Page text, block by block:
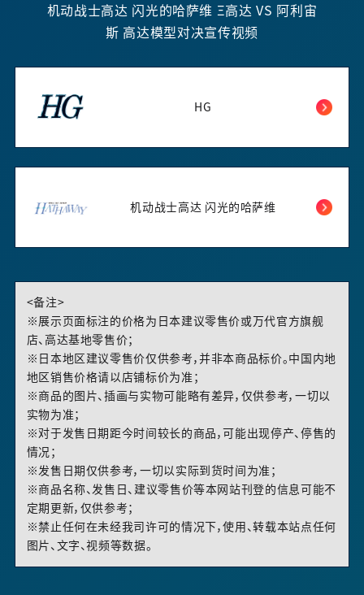
机动战士高达 闪光的哈萨维 Ξ高达 VS 阿利宙
斯 高达模型对决宣传视频
HG
机动战士高达 闪光的哈萨维
<备注>
※展示页面标注的价格为日本建议零售价或万代官方旗舰
店、高达基地零售价；
※日本地区建议零售价仅供参考，并非本商品标价。中国内地
地区销售价格请以店铺标价为准；
※商品的图片、插画与实物可能略有差异，仅供参考，一切以
实物为准；
※对于发售日期距今时间较长的商品，可能出现停产、停售的
情况；
※发售日期仅供参考，一切以实际到货时间为准；
※商品名称、发售日、建议零售价等本网站刊登的信息可能不
定期更新，仅供参考；
※禁止任何在未经我司许可的情况下，使用、转载本站点任何
图片、文字、视频等数据。